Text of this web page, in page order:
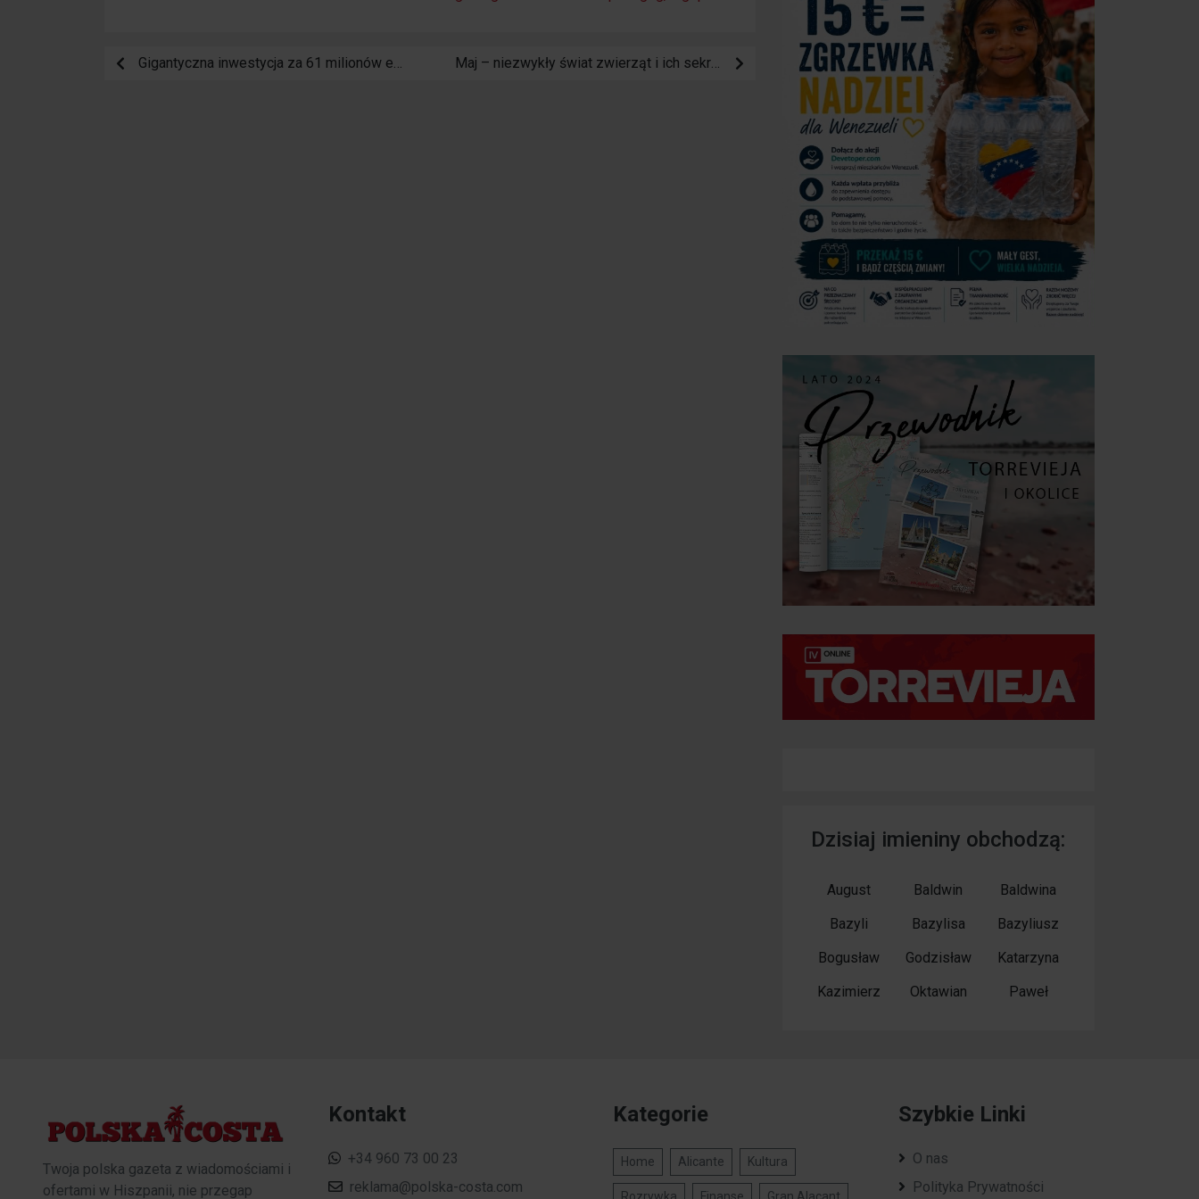
Gigantyczna inwestycja za 61 milionów euro: Megakompleks "Paseo del Mar" w Torrevieja otwiera się 11 czerwca! Maj – niezwykły świat zwierząt i ich sekrety
Dzisiaj imieniny obchodzą:
August Baldwin
Baldwina
Bazyli
Bazylisa
Bazyliusz
Bogusław
Godzisław
Katarzyna
Kazimierz
Oktawian Paweł
Twoja polska gazeta z wiadomościami i
ofertami w Hiszpanii, nie przegap
Kontakt
+34 960 73 00 23
reklama@polska-costa.com
Kategorie
Home Alicante Kultura
Rozrywka Finanse Gran Alacant
Szybkie Linki
O nas
Polityka Prywatności